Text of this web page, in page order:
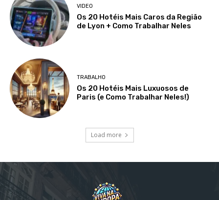
VIDEO
Os 20 Hotéis Mais Caros da Região
de Lyon + Como Trabalhar Neles
TRABALHO
Os 20 Hotéis Mais Luxuosos de
Paris (e Como Trabalhar Neles!)
Load more